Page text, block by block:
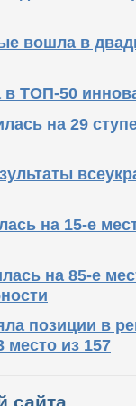
вошла в
в ТОП-50
на 29
на 15-е
на 85-е
позиции в
место из 157